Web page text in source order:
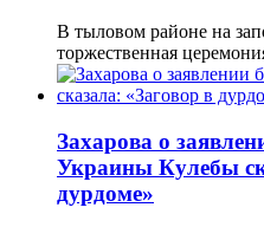
В тыловом районе на
торжественная
Захарова о
Украины Кулебы
дурдоме»